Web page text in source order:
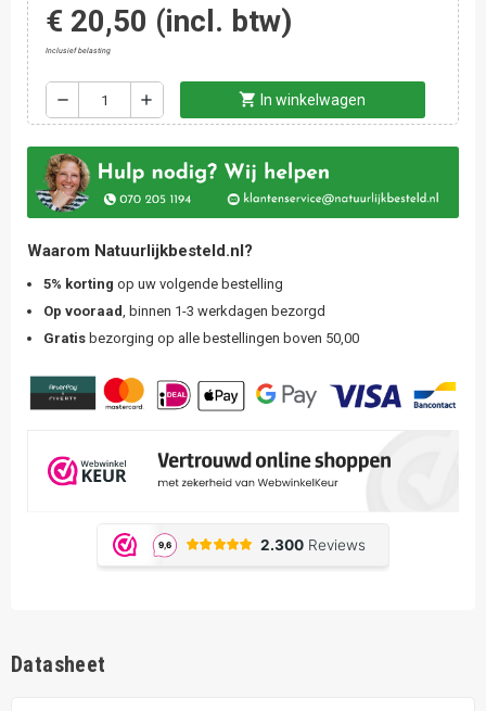
€ 20,50 (incl. btw)
Inclusief belasting
remove add shopping_cart In winkelwagen
Waarom Natuurlijkbesteld.nl?
5% korting op uw volgende bestelling
Op vooraad, binnen 1-3 werkdagen bezorgd
Gratis bezorging op alle bestellingen boven 50,00
Datasheet